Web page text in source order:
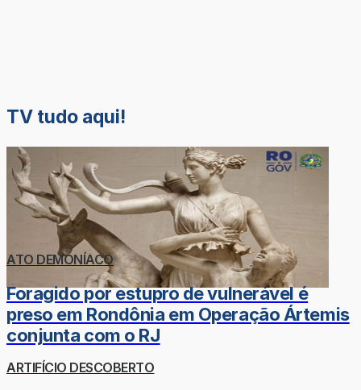
TV tudo aqui!
ATO DEMONÍACO
Foragido por estupro de vulnerável é
preso em Rondônia em Operação Ártemis
conjunta com o RJ
ARTIFÍCIO DESCOBERTO